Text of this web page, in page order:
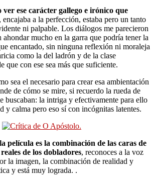
ese carácter gallego e irónico que
encajaba a la perfección, estaba pero un tanto
ni palpable. Los diálogos me parecieron
ahondar mucho en la garra que podría tener la
encantado, sin ninguna reflexión ni moraleja
como la del ladrón y de la clase
que con ese sea más que suficiente.
sea el necesario para crear esa ambientación
de cómo se mire, si recuerdo la rueda de
buscaban: la intriga y efectivamente para ello
y calma pero eso sí con incógnitas latentes.
película es la combinación de las caras de
de los dobladores, reconoces a la voz
la imagen, la combinación de realidad y
y está muy lograda. .